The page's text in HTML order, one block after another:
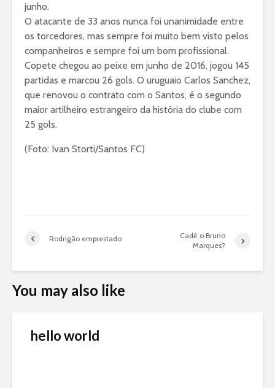
junho.
O atacante de 33 anos nunca foi unanimidade entre
os torcedores, mas sempre foi muito bem visto pelos
companheiros e sempre foi um bom profissional.
Copete chegou ao peixe em junho de 2016, jogou 145
partidas e marcou 26 gols. O uruguaio Carlos Sanchez,
que renovou o contrato com o Santos, é o segundo
maior artilheiro estrangeiro da história do clube com
25 gols.
(Foto: Ivan Storti/Santos FC)
Rodrigão emprestado
Cadê o Bruno
Marques?
You may also like
hello world